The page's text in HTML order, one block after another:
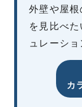
外壁や屋
を見比べ
ュレーショ
カ